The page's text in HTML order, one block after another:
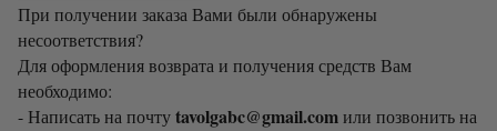
При получении заказа Вами были обнаружены
несоответствия?
Для оформления возврата и получения средств Вам
необходимо:
- Написать на почтуtavolgabc@gmail.comили позвонить на